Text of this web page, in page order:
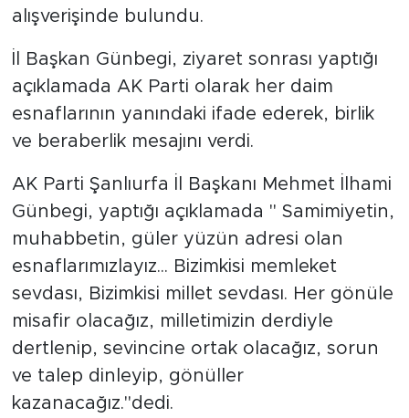
alışverişinde bulundu.
İl Başkan Günbegi, ziyaret sonrası yaptığı
açıklamada AK Parti olarak her daim
esnaflarının yanındaki ifade ederek, birlik
ve beraberlik mesajını verdi.
AK Parti Şanlıurfa İl Başkanı Mehmet İlhami
Günbegi, yaptığı açıklamada " Samimiyetin,
muhabbetin, güler yüzün adresi olan
esnaflarımızlayız... Bizimkisi memleket
sevdası, Bizimkisi millet sevdası. Her gönüle
misafir olacağız, milletimizin derdiyle
dertlenip, sevincine ortak olacağız, sorun
ve talep dinleyip, gönüller
kazanacağız."dedi.